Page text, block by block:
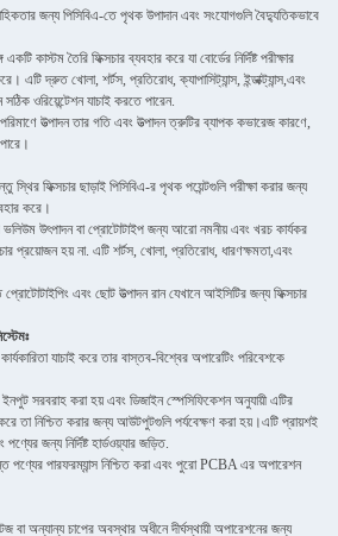
জন্য পিসিবিএ-তে পৃথক উপাদান এবং সংযোগগুলি বৈদ্যুতিকভাবে
কাস্টম তৈরি ফিক্সচার ব্যবহার করে যা বোর্ডের নির্দিষ্ট পরীক্ষার
এটি দ্রুত খোলা, শর্টস, প্রতিরোধ, ক্যাপাসিট্যান্স, ইন্ডাক্ট্যান্স,এবং
ওরিয়েন্টেশন যাচাই করতে পারেন.
উত্পাদন তার গতি এবং উত্পাদন ত্রুটির ব্যাপক কভারেজ কারণে,
ফিক্সচার ছাড়াই পিসিবিএ-র পৃথক পয়েন্টগুলি পরীক্ষা করার জন্য
করে।
ভলিউম উৎপাদন বা প্রোটোটাইপ জন্য আরো নমনীয় এবং খরচ কার্যকর
প্রয়োজন হয় না. এটি শর্টস, খোলা, প্রতিরোধ, ধারণক্ষমতা,এবং
এবং ছোট উত্পাদন রান যেখানে আইসিটির জন্য ফিক্সচার
যাচাই করে তার বাস্তব-বিশ্বের অপারেটিং পরিবেশকে
ইনপুট সরবরাহ করা হয় এবং ডিজাইন স্পেসিফিকেশন অনুযায়ী এটির
তা নিশ্চিত করার জন্য আউটপুটগুলি পর্যবেক্ষণ করা হয়।এটি প্রায়শই
জন্য নির্দিষ্ট হার্ডওয়্যার জড়িত.
পণ্যের পারফরম্যান্স নিশ্চিত করা এবং পুরো PCBA এর অপারেশন
বা অন্যান্য চাপের অবস্থার অধীনে দীর্ঘস্থায়ী অপারেশনের জন্য